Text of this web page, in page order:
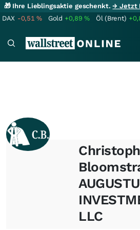
🎁 Ihre Lieblingsaktie geschenkt.→ Jetzt
DAX -0,51% Gold +0,89% Öl (Brent)
LLC